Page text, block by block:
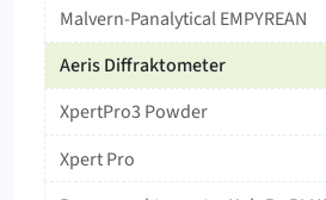
Malvern-Panalytical EMPYREAN
Aeris Diffraktometer
XpertPro3 Powder
Xpert Pro